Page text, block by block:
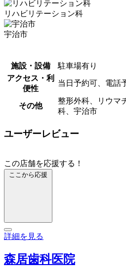
リハビリテーション科
宇治市
施設・設備
駐車場有り
アクセス・利
便性
当日予約可、電話
その他
整形外科、リウマ
科、宇治市
ユーザーレビュー
この店舗を応援する！
ここから応援
詳細を見る
森居歯科医院